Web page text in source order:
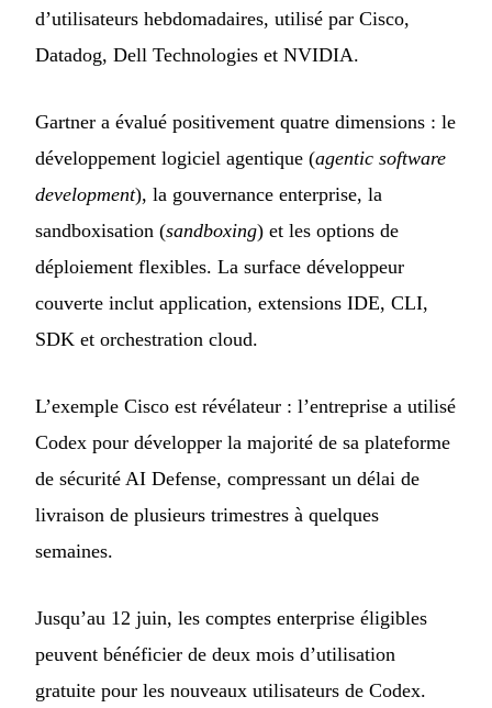
d’utilisateurs hebdomadaires, utilisé par Cisco,
Datadog, Dell Technologies et NVIDIA.
Gartner a évalué positivement quatre dimensions : le
développement logiciel agentique (agentic software
development), la gouvernance enterprise, la
sandboxisation (sandboxing) et les options de
déploiement flexibles. La surface développeur
couverte inclut application, extensions IDE, CLI,
SDK et orchestration cloud.
L’exemple Cisco est révélateur : l’entreprise a utilisé
Codex pour développer la majorité de sa plateforme
de sécurité AI Defense, compressant un délai de
livraison de plusieurs trimestres à quelques
semaines.
Jusqu’au 12 juin, les comptes enterprise éligibles
peuvent bénéficier de deux mois d’utilisation
gratuite pour les nouveaux utilisateurs de Codex.